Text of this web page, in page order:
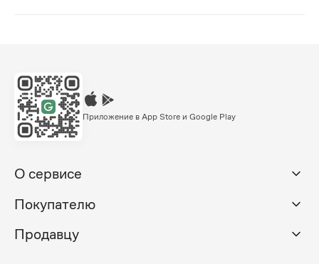
Приложение в App Store и Google Play
О сервисе
Покупателю
Продавцу